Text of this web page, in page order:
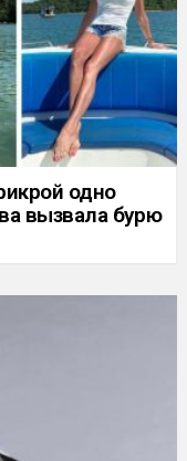
одно
вызвала бурю